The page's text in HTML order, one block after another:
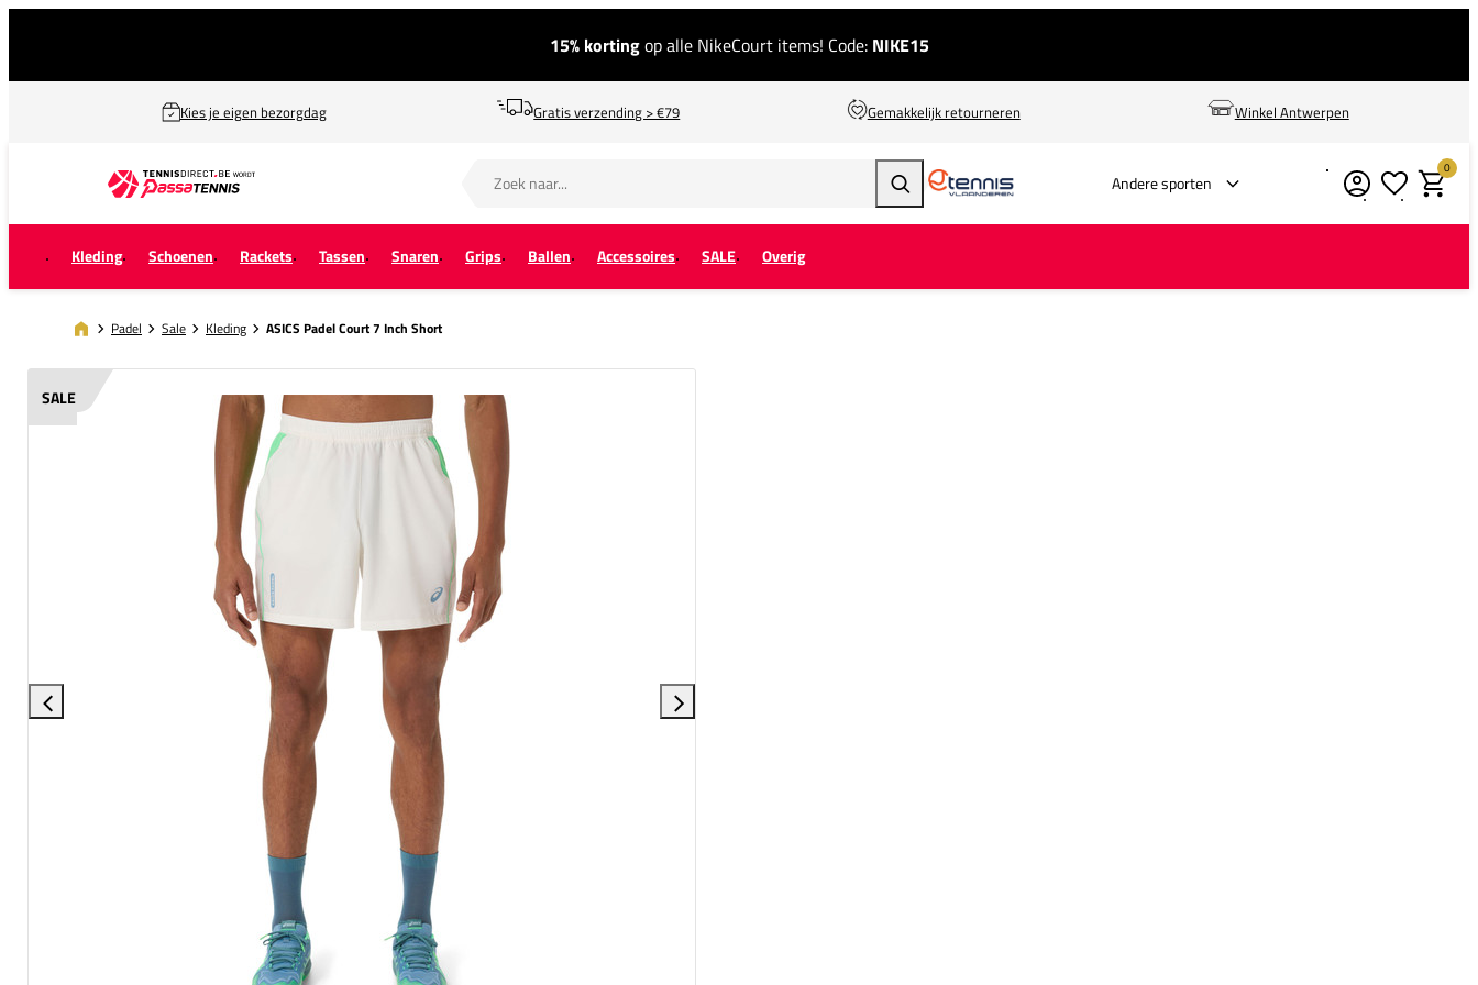
15% kortingop alle NikeCourt items! Code: NIKE15
Kies je eigen bezorgdag Gratis verzending > €79 Gemakkelijk retourneren Winkel Antwerpen
Zoeken Andere sporten Verlanglijstje
0
Kleding Schoenen Rackets Tassen Snaren Grips Ballen Accessoires SALE Overig
Padel Sale Kleding ASICS Padel Court 7 Inch Short
SALE